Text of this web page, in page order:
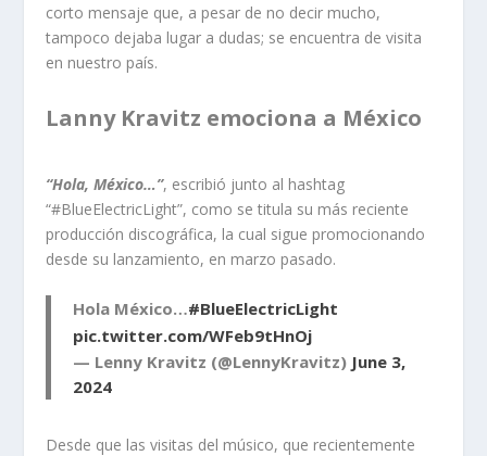
corto mensaje que, a pesar de no decir mucho,
tampoco dejaba lugar a dudas; se encuentra de visita
en nuestro país.
Lanny Kravitz emociona a México
“Hola, México…”, escribió junto al hashtag
“#BlueElectricLight”, como se titula su más reciente
producción discográfica, la cual sigue promocionando
desde su lanzamiento, en marzo pasado.
Hola México…#BlueElectricLight
pic.twitter.com/WFeb9tHnOj
— Lenny Kravitz (@LennyKravitz) June 3,
2024
Desde que las visitas del músico, que recientemente